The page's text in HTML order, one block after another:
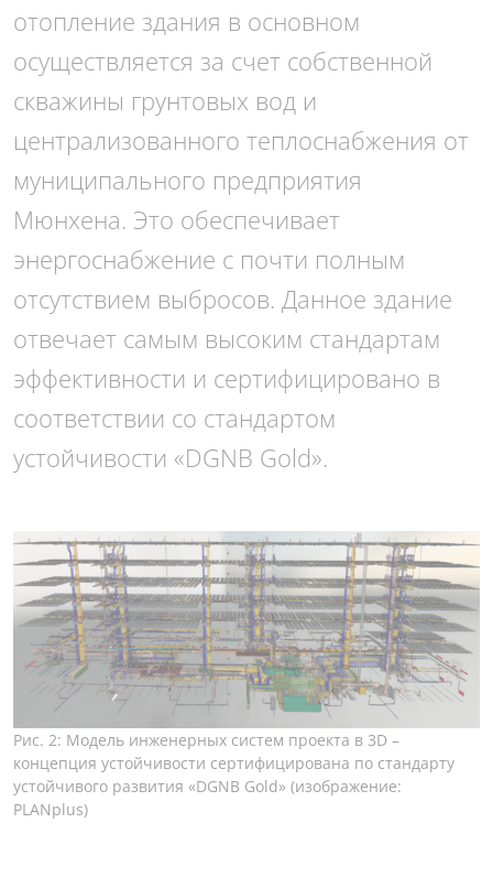
отопление здания в основном
осуществляется за счет собственной
скважины грунтовых вод и
централизованного теплоснабжения от
муниципального предприятия
Мюнхена. Это обеспечивает
энергоснабжение с почти полным
отсутствием выбросов. Данное здание
отвечает самым высоким стандартам
эффективности и сертифицировано в
соответствии со стандартом
устойчивости «DGNB Gold».
Рис. 2: Модель инженерных систем проекта в 3D –
концепция устойчивости сертифицирована по стандарту
устойчивого развития «DGNB Gold» (изображение:
PLANplus)